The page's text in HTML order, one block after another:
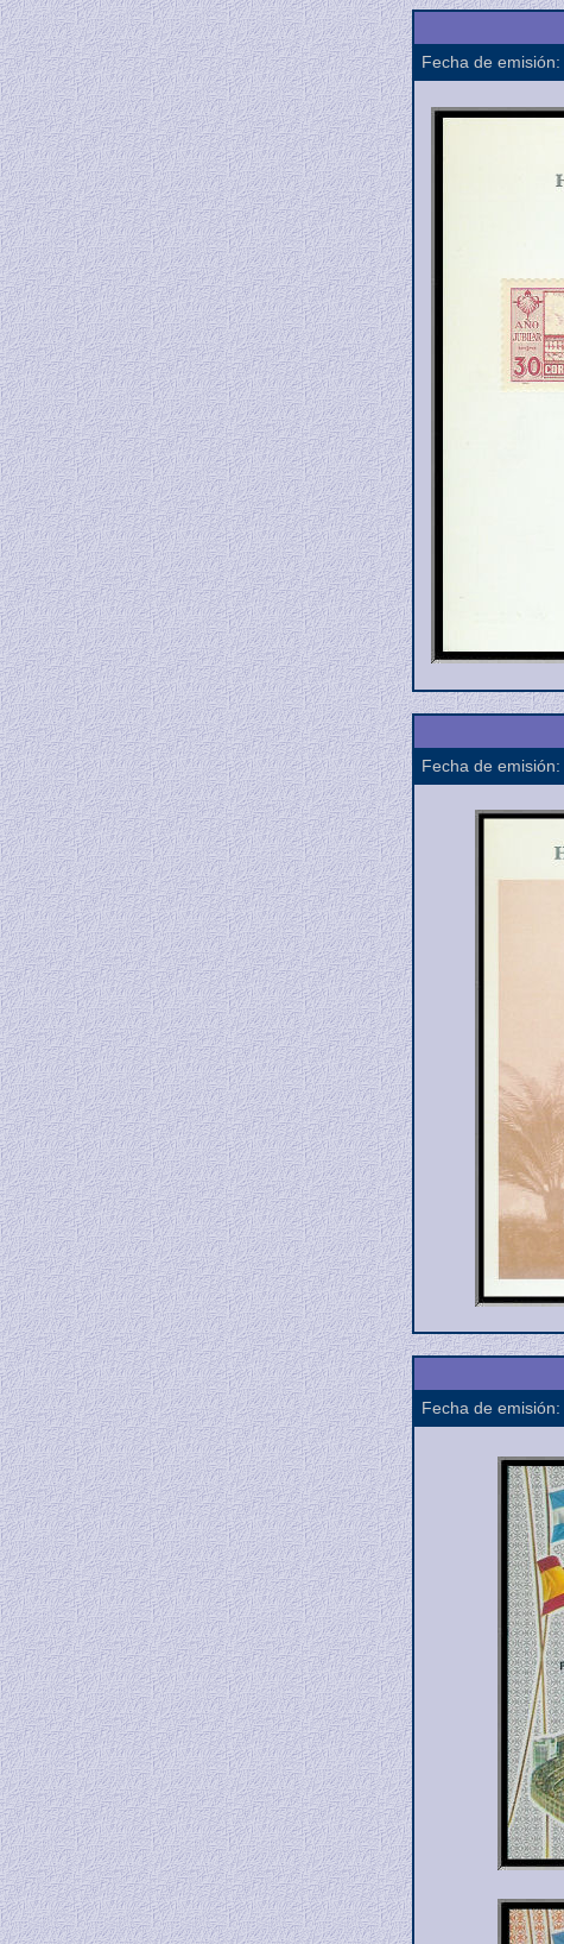
Fecha de emisión:
Fecha de emisión:
Fecha de emisión: